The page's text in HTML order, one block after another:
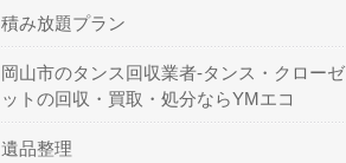
積み放題プラン
岡山市のタンス回収業者-タンス・クローゼ
ットの回収・買取・処分ならYMエコ
遺品整理